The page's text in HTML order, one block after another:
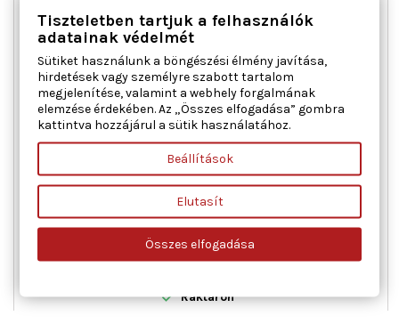
MEAT & DORIA 75112127 BEFECSKENDEZŐ SZELEP FORD
Csatlakozó ház forma : négyszögletes, Üzemanyagfajta :
Benzin
Ár
26 030 Ft
Normál
ár
43 384 Ft
Raktáron
Tiszteletben tartjuk a felhasználók
adatainak védelmét
Sütiket használunk a böngészési élmény javítása,
hirdetések vagy személyre szabott tartalom
megjelenítése, valamint a webhely forgalmának
elemzése érdekében. Az „Összes elfogadása” gombra
kattintva hozzájárul a sütik használatához.
Beállítások
Elutasít
Összes elfogadása